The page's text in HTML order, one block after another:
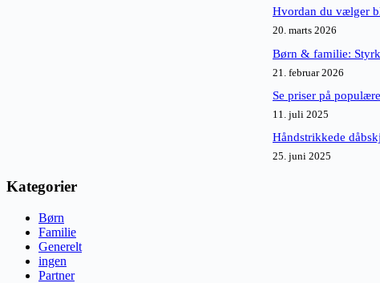
Hvordan du vælger
20. marts 2026
Børn & familie:
21. februar 2026
Se priser på
11. juli 2025
Håndstrikkede
25. juni 2025
Kategorier
Børn
Familie
Generelt
ingen
Partner